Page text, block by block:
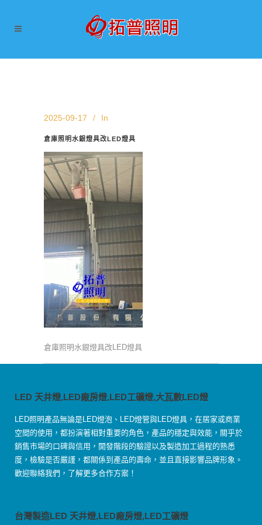
2025-09-17 In
倉庫照明水銀燈具改LED燈具
倉庫照明水銀燈具改LED燈具
LED 天井燈,LED廠房燈,LED工礦燈,大瓦數LED燈
LED照明產品無論是LED燈泡、LED燈管與LED燈具，在居家或商業
空間的使用，都扮演著相對重要的角色，產品的穩定與效能，關乎於
銷售市場的口碑與信用，開發階段的驗證以及製造加工過程的熟悉
度，檢驗是否嚴謹，都關係到產品的壽命，並且直接影響品牌形象。
歡迎聯絡我們，了解更多合作方案！
台灣製造LED 天井燈,LED廠房燈,LED工礦燈